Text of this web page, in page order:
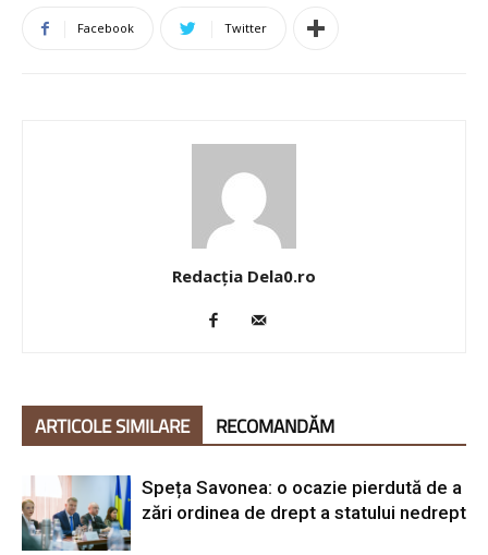
Facebook Twitter
Redacția Dela0.ro
ARTICOLE SIMILARE RECOMANDĂM
Speța Savonea: o ocazie pierdută de a
zări ordinea de drept a statului nedrept